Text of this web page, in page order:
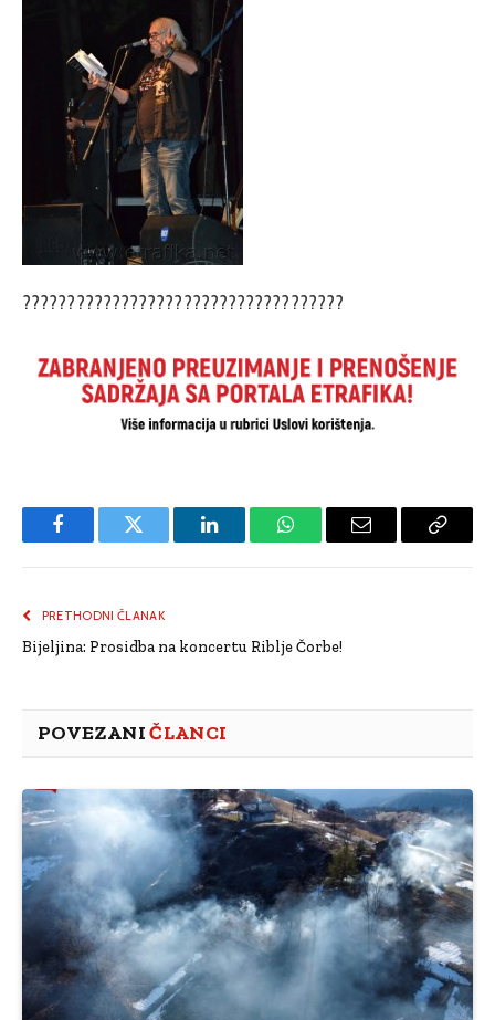
????????????????????????????????????
FacebookTwitter LinkedInWhatsAppEmail
Copy
PRETHODNI ČLANAK
Bijeljina: Prosidba na koncertu Riblje Čorbe!
POVEZANIČLANCI